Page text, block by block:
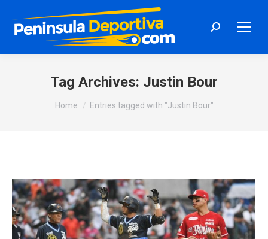
Search:
Tag Archives: Justin Bour
You are here:
Home Entries tagged with "Justin Bour"